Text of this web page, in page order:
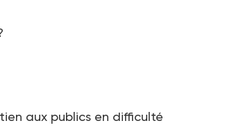
aux publics en difficulté